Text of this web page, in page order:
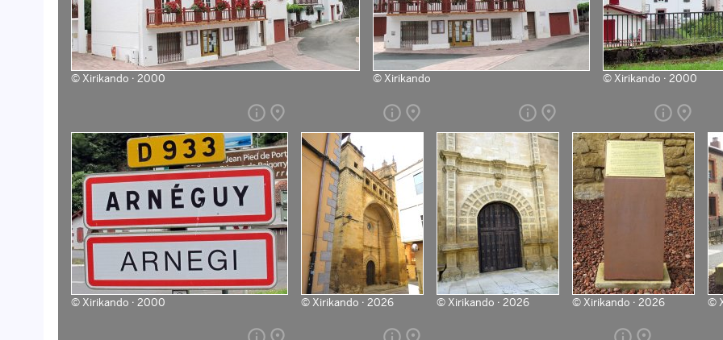
©Xirikando · 2000 ©Xirikando ©Xirikando · 2000
info place
©Xirikando · 2000
info place
©Xirikando · 2026
info place
©Xirikando · 2026
info place
©Xirikando · 2026 ©